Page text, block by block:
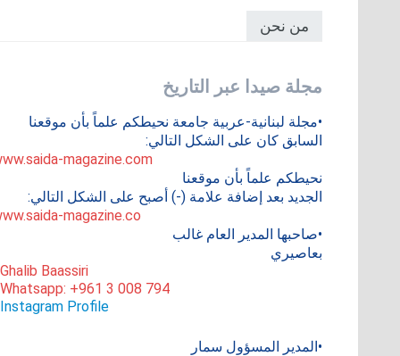
من نحن
مجلة صيدا عبر التاريخ
•مجلة لبنانية-عربية جامعة نحيطكم علماً بأن موقعنا
السابق كان على الشكل التالي:
magazine.com
نحيطكم علماً بأن موقعنا
الجديد بعد إضافة علامة (-) أصبح على الشكل التالي:
magazine.co
•صاحبها المدير العام غالب
بعاصيري
Ghalib Baassiri
Whatsapp: +961 3 008 794
Instagram Profile
•المدير المسؤول سمار